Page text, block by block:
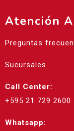
Atención
Preguntas
Sucursales
Call Center:
+595 21 729 2600
Whatsapp: